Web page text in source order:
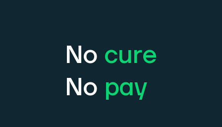
No cure
No pay